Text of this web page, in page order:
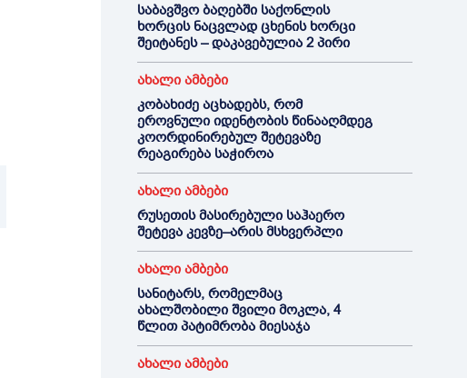
საბავშვო ბაღებში საქონლის
ხორცის ნაცვლად ცხენის ხორცი
შეიტანეს – დაკავებულია 2 პირი
ახალი ამბები
კობახიძე აცხადებს, რომ
ეროვნული იდენტობის წინააღმდეგ
კოორდინირებულ შეტევაზე
რეაგირება საჭიროა
ახალი ამბები
რუსეთის მასირებული საჰაერო
შეტევა კევზე–არის მსხვერპლი
ახალი ამბები
სანიტარს, რომელმაც
ახალშობილი შვილი მოკლა, 4
წლით პატიმრობა მიესაჯა
ახალი ამბები